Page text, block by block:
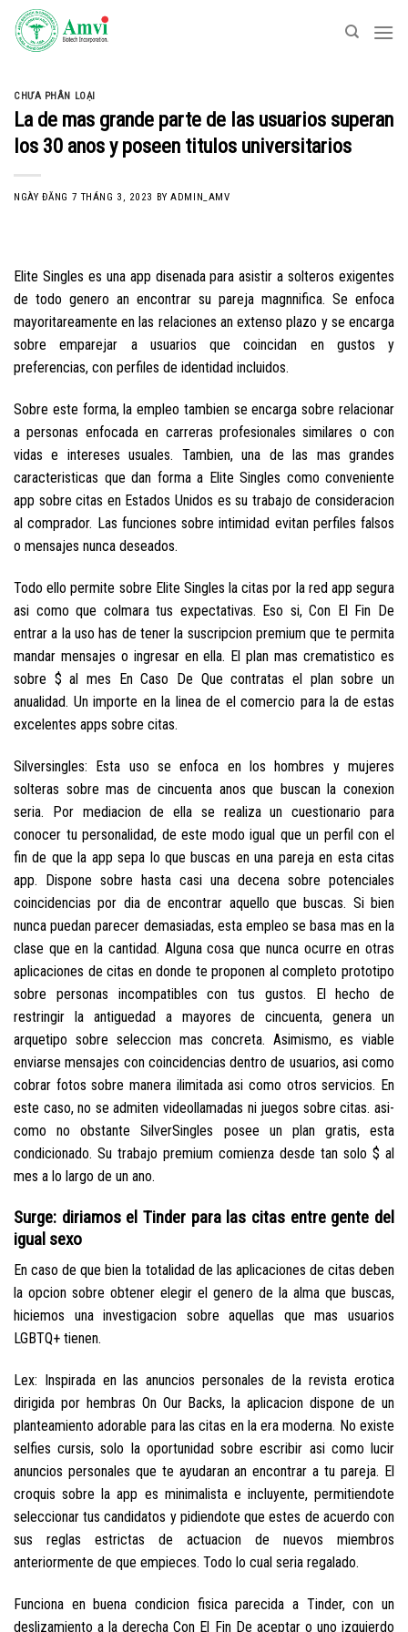
Skip
content
CHƯA PHÂN LOẠI
La de mas grande parte de las usuarios superan
los 30 anos y poseen titulos universitarios
NGÀY ĐĂNG 7 THÁNG 3, 2023 BYADMIN_AMV
Elite Singles es una app disenada para asistir a solteros exigentes
de todo genero an encontrar su pareja magnnifica. Se enfoca
mayoritareamente en las relaciones an extenso plazo y se encarga
sobre emparejar a usuarios que coincidan en gustos y
preferencias, con perfiles de identidad incluidos.
Sobre este forma, la empleo tambien se encarga sobre relacionar
a personas enfocada en carreras profesionales similares o con
vidas e intereses usuales. Tambien, una de las mas grandes
caracteristicas que dan forma a Elite Singles como conveniente
app sobre citas en Estados Unidos es su trabajo de consideracion
al comprador. Las funciones sobre intimidad evitan perfiles falsos
o mensajes nunca deseados.
Todo ello permite sobre Elite Singles la citas por la red app segura
asi­ como que colmara tus expectativas. Eso si, Con El Fin De
entrar a la uso has de tener la suscripcion premium que te permita
mandar mensajes o ingresar en ella. El plan mas crematistico es
sobre $ al mes En Caso De Que contratas el plan sobre un
anualidad. Un importe en la linea de el comercio para la de estas
excelentes apps sobre citas.
Silversingles: Esta uso se enfoca en los hombres y mujeres
solteras sobre mas de cincuenta anos que buscan la conexion
seria. Por mediacion de ella se realiza un cuestionario para
conocer tu personalidad, de este modo igual que un perfil con el
fin de que la app sepa lo que buscas en una pareja en esta citas
app. Dispone sobre hasta casi una decena sobre potenciales
coincidencias por dia de encontrar aquello que buscas. Si bien
nunca puedan parecer demasiadas, esta empleo se basa mas en la
clase que en la cantidad. Alguna cosa que nunca ocurre en otras
aplicaciones de citas en donde te proponen al completo prototipo
sobre personas incompatibles con tus gustos. El hecho de
restringir la antiguedad a mayores de cincuenta, genera un
arquetipo sobre seleccion mas concreta. Asimismo, es viable
enviarse mensajes con coincidencias dentro de usuarios, asi como
cobrar fotos sobre manera ilimitada asi­ como otros servicios. En
este caso, no se admiten videollamadas ni juegos sobre citas. asi­
como no obstante SilverSingles posee un plan gratis, esta
condicionado. Su trabajo premium comienza desde tan solo $ al
mes a lo largo de un ano.
Surge: diriamos el Tinder para las citas entre gente del
igual sexo
En caso de que bien la totalidad de las aplicaciones de citas deben
la opcion sobre obtener elegir el genero de la alma que buscas,
hiciemos una investigacion sobre aquellas que mas usuarios
LGBTQ+ tienen.
Lex: Inspirada en las anuncios personales de la revista erotica
dirigida por hembras On Our Backs, la aplicacion dispone de un
planteamiento adorable para las citas en la era moderna. No existe
selfies cursis, solo la oportunidad sobre escribir asi­ como lucir
anuncios personales que te ayudaran an encontrar a tu pareja. El
croquis sobre la app es minimalista e incluyente, permitiendote
seleccionar tus candidatos y pidiendote que estes de acuerdo con
sus reglas estrictas de actuacion de nuevos miembros
anteriormente de que empieces. Todo lo cual seri­a regalado.
Funciona en buena condicion fisica parecida a Tinder, con un
deslizamiento a la derecha Con El Fin De aceptar o uno izquierdo